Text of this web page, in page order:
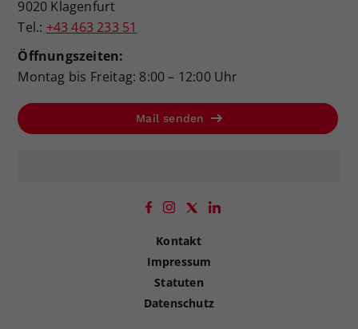
9020 Klagenfurt
Tel.: +43 463 233 51
Öffnungszeiten:
Montag bis Freitag: 8:00 – 12:00 Uhr
Mail senden
Kontakt
Impressum
Statuten
Datenschutz